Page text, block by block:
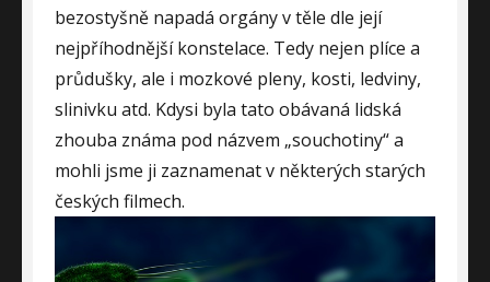
bezostyšně napadá orgány v těle dle její
nejpříhodnější konstelace. Tedy nejen plíce a
průdušky, ale i mozkové pleny, kosti, ledviny,
slinivku atd. Kdysi byla tato obávaná lidská
zhouba známa pod názvem „souchotiny“ a
mohli jsme ji zaznamenat v některých starých
českých filmech.